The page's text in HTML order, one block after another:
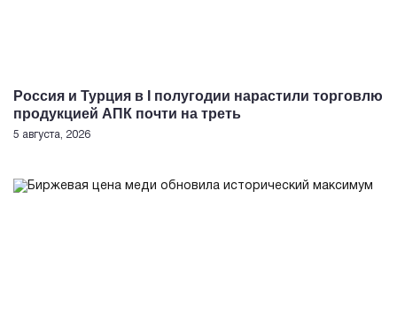
Россия и Турция в I полугодии нарастили торговлю
продукцией АПК почти на треть
5 августа, 2026